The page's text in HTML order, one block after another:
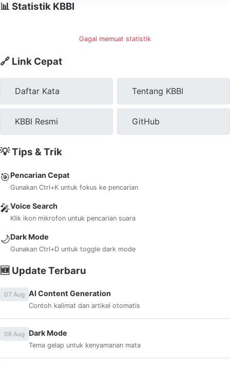
📊 Statistik KBBI
Gagal memuat statistik
🔗 Link Cepat
Daftar Kata Tentang KBBI
KBBI Resmi GitHub
💡 Tips & Trik
🎯Pencarian Cepat
Gunakan Ctrl+K untuk fokus ke pencarian
🎤Voice Search
Klik ikon mikrofon untuk pencarian suara
🌙Dark Mode
Gunakan Ctrl+D untuk toggle dark mode
🆕 Update Terbaru
07 Aug AI Content Generation
Contoh kalimat dan artikel otomatis
06 Aug Dark Mode
Tema gelap untuk kenyamanan mata